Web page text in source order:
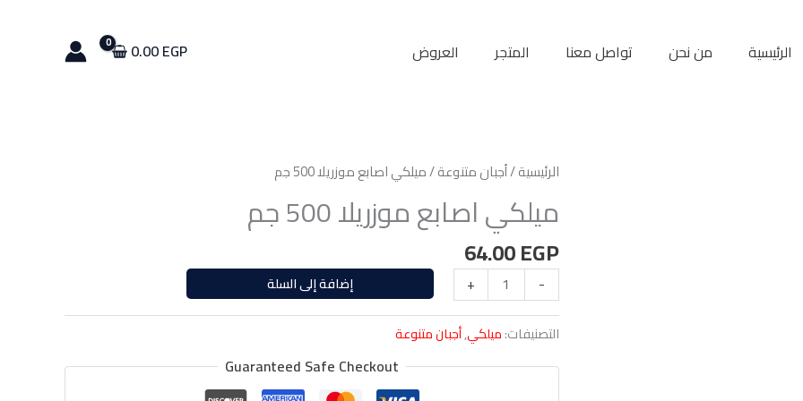
الرئيسية من نحن تواصل معنا المتجر العروض 0.00EGP
الرئيسية/أجبان متنوعة/ ميلكي اصابع موزريلا 500 جم
ميلكي اصابع موزريلا 500 جم
64.00EGP
-
+ إضافة إلى السلة
التصنيفات:ميلكي,أجبان متنوعة
Guaranteed Safe Checkout